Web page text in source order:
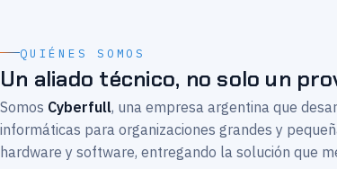
QUIÉNES SOMOS
Un aliado técnico, no solo un
Somos Cyberfull, una empresa argentina que
informáticas para organizaciones grandes y
hardware y software, entregando la solución que